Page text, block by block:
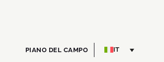
PIANO DEL CAMPO